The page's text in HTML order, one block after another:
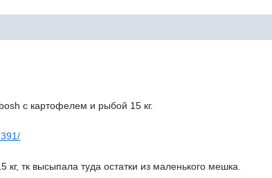
с картофелем и рыбой 15 кг.
тк высыпала туда остатки из маленького мешка.